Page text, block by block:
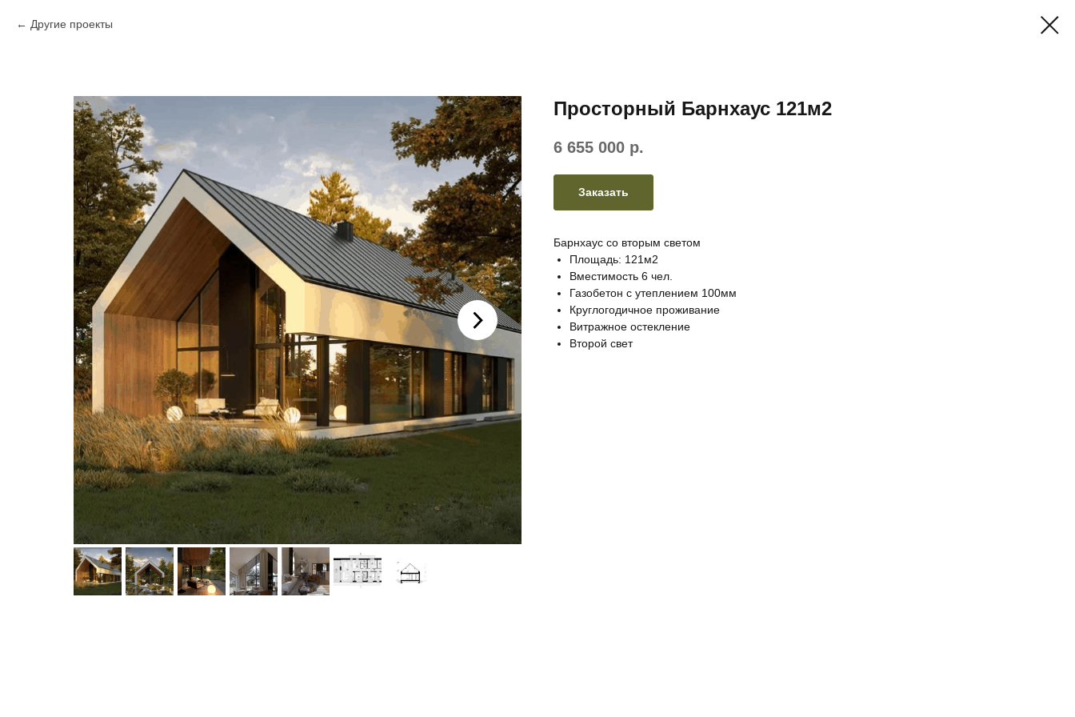
Другие проекты
Просторный Барнхаус 121м2
6 655 000 р.
Заказать
Барнхаус со вторым светом
Площадь: 121м2
Вместимость 6 чел.
Газобетон с утеплением 100мм
Круглогодичное проживание
Витражное остекление
Второй свет